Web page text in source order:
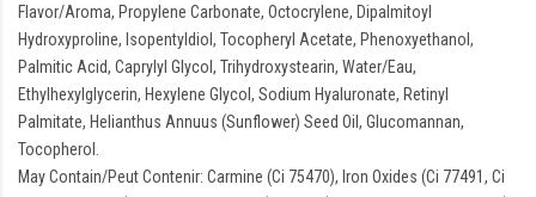
Flavor/Aroma, Propylene Carbonate, Octocrylene, Dipalmitoyl
Hydroxyproline, Isopentyldiol, Tocopheryl Acetate, Phenoxyethanol,
Palmitic Acid, Caprylyl Glycol, Trihydroxystearin, Water/Eau,
Ethylhexylglycerin, Hexylene Glycol, Sodium Hyaluronate, Retinyl
Palmitate, Helianthus Annuus (Sunflower) Seed Oil, Glucomannan,
Tocopherol.
May Contain/Peut Contenir: Carmine (Ci 75470), Iron Oxides (Ci 77491, Ci